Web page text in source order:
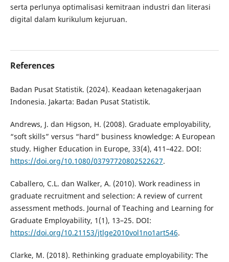
serta perlunya optimalisasi kemitraan industri dan literasi
digital dalam kurikulum kejuruan.
References
Badan Pusat Statistik. (2024). Keadaan ketenagakerjaan
Indonesia. Jakarta: Badan Pusat Statistik.
Andrews, J. dan Higson, H. (2008). Graduate employability,
“soft skills” versus “hard” business knowledge: A European
study. Higher Education in Europe, 33(4), 411–422. DOI:
https://doi.org/10.1080/03797720802522627.
Caballero, C.L. dan Walker, A. (2010). Work readiness in
graduate recruitment and selection: A review of current
assessment methods. Journal of Teaching and Learning for
Graduate Employability, 1(1), 13–25. DOI:
https://doi.org/10.21153/jtlge2010vol1no1art546.
Clarke, M. (2018). Rethinking graduate employability: The